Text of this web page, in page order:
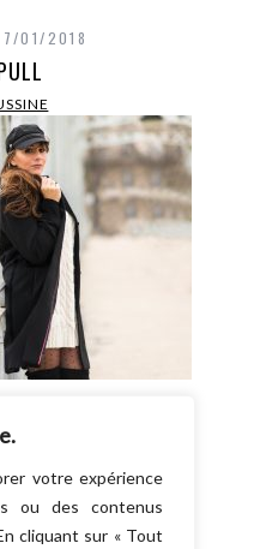
votre expérience
ou des contenus
cliquant sur « Tout
01/2018
sur Paris en ce
SUITE